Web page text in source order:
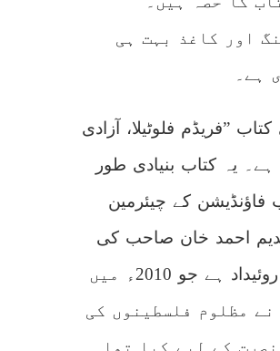
اور کاغذ بہت ہی
ہے۔
”فریڈم فلوٹیلا، آزادی
ہے۔ یہ کتاب بنیادی طور
فاؤنڈیشن کے چیئرمین
احمد خان صاحب کی
سفری روئیداد ہے جو 2010ء میں
نے مظلوم فلسطینوں کی
کے لیے کیا تھا۔